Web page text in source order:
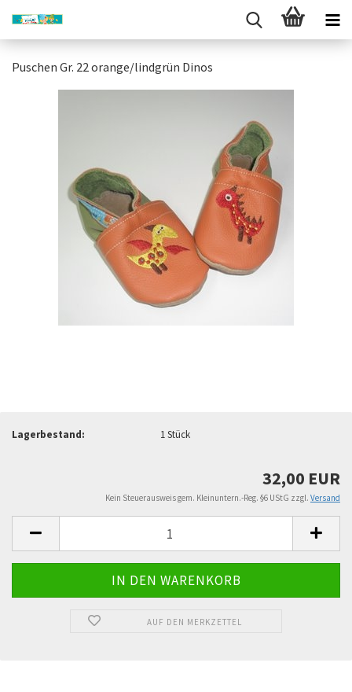
Puschen Gr. 22 orange/lindgrün Dinos
Lagerbestand: 1Stück
32,00 EUR
Kein Steuerausweis gem. Kleinuntern.-Reg. §6 UStG zzgl. Versand
AUF DEN MERKZETTEL